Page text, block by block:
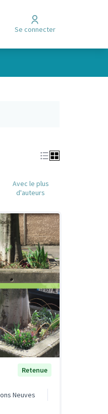
Se connecter
Avec le plus
d'auteurs
Retenue
Neuves